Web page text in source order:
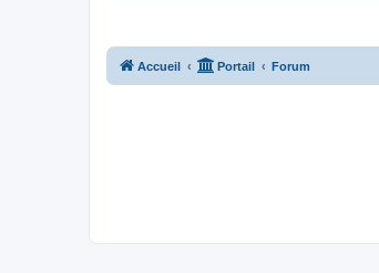
Accueil Portail Forum